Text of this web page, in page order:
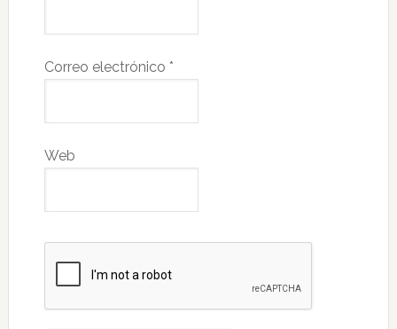
Correo electrónico *
Web